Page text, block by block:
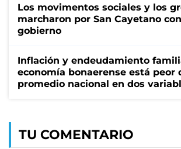
Los movimentos sociales y los
marcharon por San Cayetano
gobierno
Inflación y endeudamiento
economía bonaerense está peor
promedio nacional en dos
TU COMENTARIO